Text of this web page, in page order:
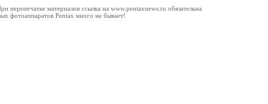
перепечатке материалов ссылка на www.pentaxnews.ru обязательна
фотоаппаратов Pentax много не бывает!